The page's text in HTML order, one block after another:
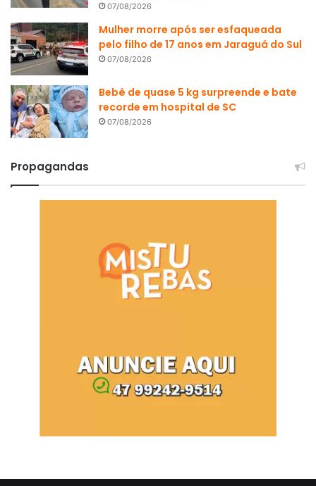
07/08/2026
Mulher morre após ser esfaqueada
pelo filho de 17 anos em Jaraguá do Sul
07/08/2026
Bebê de quase 5 kg surpreende e bate
recorde em hospital de SC
07/08/2026
Propagandas